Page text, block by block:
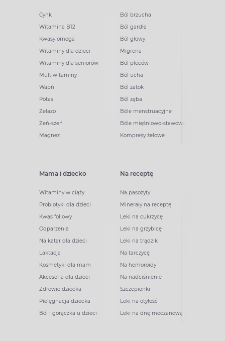
Cynk
Witamina B12
Kwasy omega
Witaminy dla dzieci
Witaminy dla seniorów
Multiwitaminy
Wapń
Potas
Żelazo
Żeń-szeń
Magnez
Ból brzucha
Ból gardła
Ból głowy
Migrena
Ból pleców
Ból ucha
Ból zatok
Ból zęba
Bóle menstruacyjne
Bóle mięśniowo-stawowe
Kompresy żelowe
Mama i dziecko
Witaminy w ciąży
Probiotyki dla dzieci
Kwas foliowy
Odparzenia
Na katar dla dzieci
Laktacja
Kosmetyki dla mam
Akcesoria dla dzieci
Zdrowie dziecka
Pielęgnacja dziecka
Ból i gorączka u dzieci
Na receptę
Na pasożyty
Minerały na receptę
Leki na cukrzycę
Leki na grzybicę
Leki na trądzik
Na tarczycę
Na hemoroidy
Na nadciśnienie
Szczepionki
Leki na otyłość
Leki na dnę moczanową